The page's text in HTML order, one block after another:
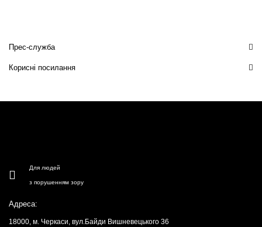
Прес-служба
Корисні посилання
Для людей
з порушенням зору
Адреса:
18000, м. Черкаси, вул.Байди Вишневецького 36